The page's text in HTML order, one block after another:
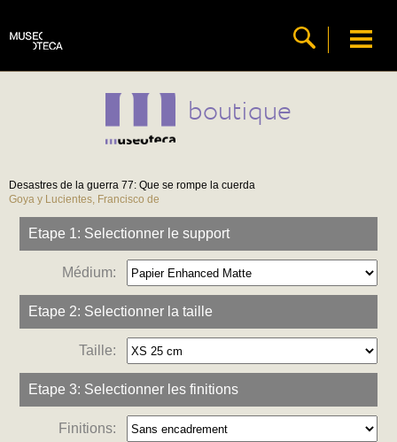
boutique
Desastres de la guerra 77: Que se rompe la cuerda
Goya y Lucientes, Francisco de
Etape 1: Selectionner le support
Médium:
Etape 2: Selectionner la taille
Taille:
Etape 3: Selectionner les finitions
Finitions: